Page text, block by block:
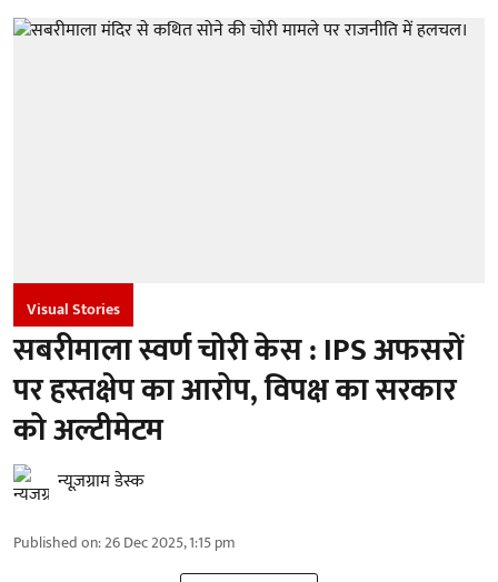
Visual Stories
सबरीमाला स्वर्ण चोरी केस : IPS अफसरों
पर हस्तक्षेप का आरोप, विपक्ष का सरकार
को अल्टीमेटम
न्यूज़ग्राम डेस्क
Published on:26 Dec 2025, 1:15 pm